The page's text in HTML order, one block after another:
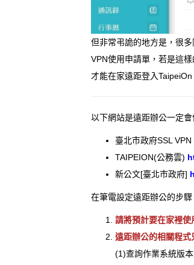
但非常弔詭的地方是，很
VPN使用申請單，若是這
才能在家遠距登入
以下網站是遠距辦公一定
臺北市政府SSL VPN
TAIPEION(公務雲)
​新公文[臺北市政府]
在筆電設定遠距辦公的步驟
請將預計要在家裡使
遠距辦公的相關程
(1)查詢作業系統版